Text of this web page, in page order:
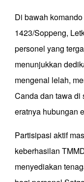
Di bawah
1423/Soppeng,
personel yang
menunjukkan
mengenal lelah,
Canda dan tawa di
eratnya hubungan
Partisipasi aktif
keberhasilan
menyediakan